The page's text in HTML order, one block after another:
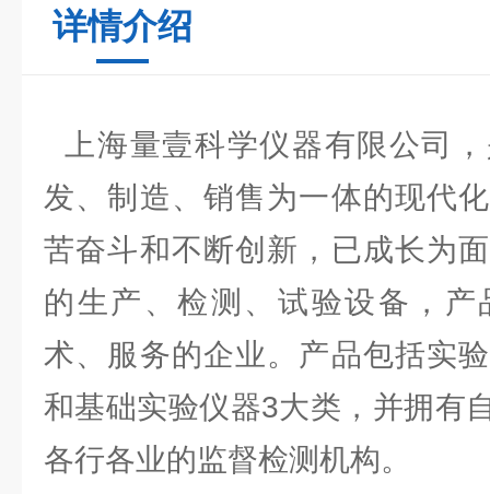
详情介绍
上海量壹科学仪器有限公司
发、制造、销售为一体的现代
苦奋斗和不断创新，已成长为
的生产、检测、试验设备，
术、服务的企业。产品包括实
和基础实验仪器3大类，并拥有
各行各业的监督检测机构。